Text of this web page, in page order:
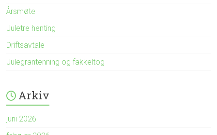
Årsmøte
Juletre henting
Driftsavtale
Julegrantenning og fakkeltog
Arkiv
juni 2026